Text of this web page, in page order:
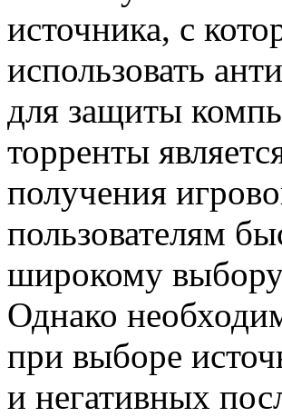
источника, с
использовать
для защиты
торренты
получения
пользователям
широкому
Однако
при выборе
и негативных